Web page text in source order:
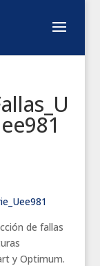
de fallas
y Optimum.